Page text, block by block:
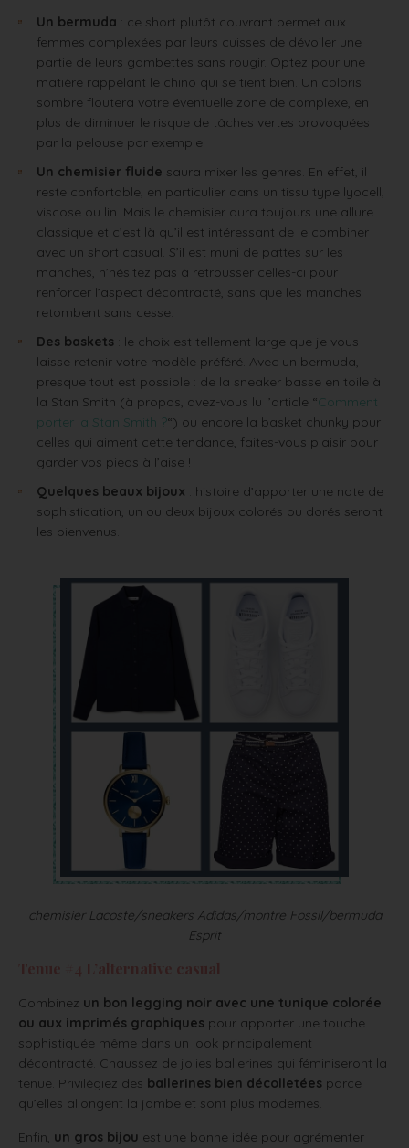
Un bermuda : ce short plutôt couvrant permet aux
femmes complexées par leurs cuisses de dévoiler une
partie de leurs gambettes sans rougir. Optez pour une
matière rappelant le chino qui se tient bien. Un coloris
sombre floutera votre éventuelle zone de complexe, en
plus de diminuer le risque de tâches vertes provoquées
par la pelouse par exemple.
Un chemisier fluide saura mixer les genres. En effet, il
reste confortable, en particulier dans un tissu type lyocell,
viscose ou lin. Mais le chemisier aura toujours une allure
classique et c’est là qu’il est intéressant de le combiner
avec un short casual. S’il est muni de pattes sur les
manches, n’hésitez pas à retrousser celles-ci pour
renforcer l’aspect décontracté, sans que les manches
retombent sans cesse.
Des baskets : le choix est tellement large que je vous
laisse retenir votre modèle préféré. Avec un bermuda,
presque tout est possible : de la sneaker basse en toile à
la Stan Smith (à propos, avez-vous lu l’article “Comment
porter la Stan Smith ?“) ou encore la basket chunky pour
celles qui aiment cette tendance, faites-vous plaisir pour
garder vos pieds à l’aise !
Quelques beaux bijoux : histoire d’apporter une note de
sophistication, un ou deux bijoux colorés ou dorés seront
les bienvenus.
chemisier Lacoste/sneakers Adidas/montre Fossil/bermuda
Esprit
Combinez un bon legging noir avec une tunique colorée
ou aux imprimés graphiques pour apporter une touche
sophistiquée même dans un look principalement
décontracté. Chaussez de jolies ballerines qui féminiseront la
tenue. Privilégiez des ballerines bien décolletées parce
qu’elles allongent la jambe et sont plus modernes.
Enfin, un gros bijou est une bonne idée pour agrémenter